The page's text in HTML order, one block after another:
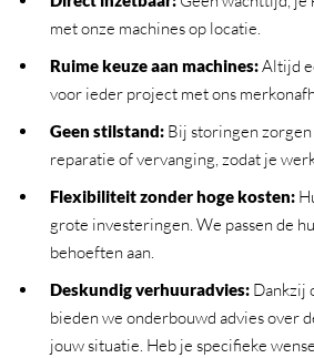
met onze machines op locatie.
Ruime keuze aan machines:Altijd
voor ieder project met ons
Geen stilstand:Bij storingen zorgen
reparatie of vervanging, zodat je
Flexibiliteit zonder hoge kosten:
grote investeringen. We passen de
behoeften aan.
Deskundig verhuuradvies:Dankzij
bieden we onderbouwd advies over
jouw situatie. Heb je specifieke